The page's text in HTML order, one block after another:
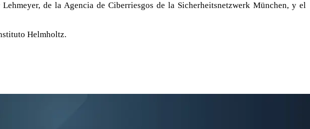
de la Agencia de Ciberriesgos de la Sicherheitsnetzwerk München, y el
Helmholtz.